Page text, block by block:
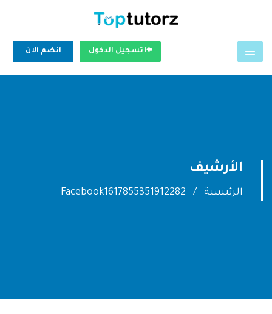
تسجيل الدخول انضم الان
الأرشيف
الرئيسية Facebook1617855351912282